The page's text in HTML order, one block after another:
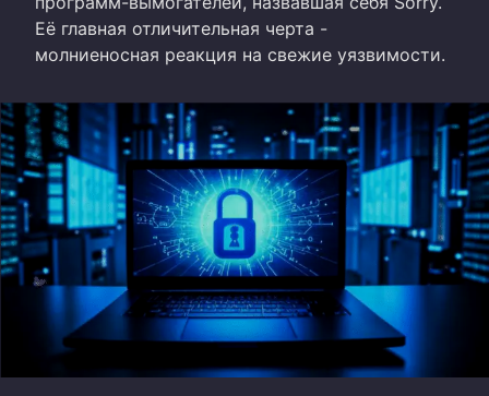
Её главная отличительная черта -
молниеносная реакция на свежие уязвимости.